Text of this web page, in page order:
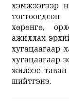
хэмжээгээр
тогтоогдсон
хөрөнгө,
ажиллах
хугацаагаар
хугацаагаар
жилээс таван
шийтгэнэ.